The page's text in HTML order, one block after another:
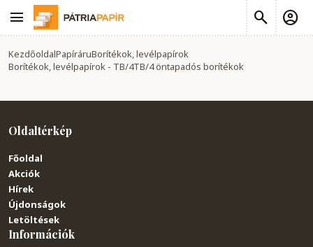
KezdőoldalPapíráruBorítékok, levélpapírok
Borítékok, levélpapírok - TB/4TB/4 öntapadós borítékok
Oldaltérkép
Főoldal
Akciók
Hírek
Újdonságok
Letöltések
Információk